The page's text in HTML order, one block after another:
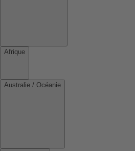
Afrique
Australie / Océanie